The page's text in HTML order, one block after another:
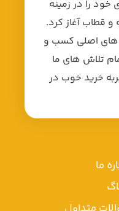
ما
را در زمینه
قطاب آغاز کرد.
های اصلی کسب و
تلاش های ما
خرید خوب در